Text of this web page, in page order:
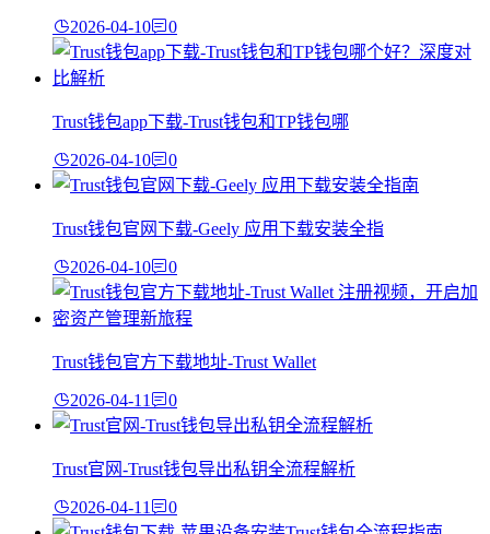
2026-04-10 0
Trust钱包app下载-Trust钱包和TP钱包哪
2026-04-10 0
Trust钱包官网下载-Geely 应用下载安装全指
2026-04-10 0
Trust钱包官方下载地址-Trust Wallet
2026-04-11 0
Trust官网-Trust钱包导出私钥全流程解析
2026-04-11 0